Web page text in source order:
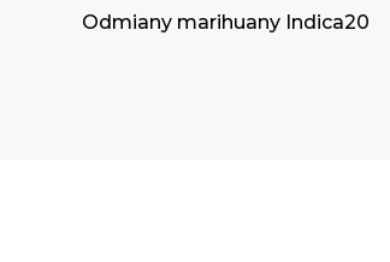
Odmiany marihuany Indica20